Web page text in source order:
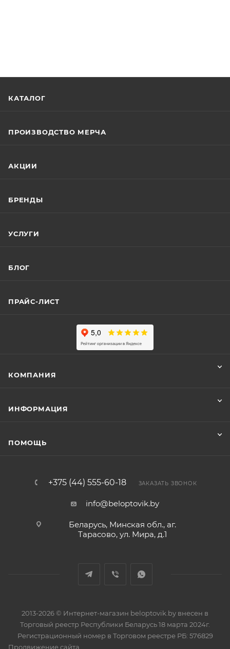
КАТАЛОГ
ПРОИЗВОДСТВО МЕРЧА
АКЦИИ
БРЕНДЫ
УСЛУГИ
БЛОГ
ПРАЙС-ЛИСТ
КОМПАНИЯ
ИНФОРМАЦИЯ
ПОМОЩЬ
+375 (44) 555-60-18 ЗАКАЗАТЬ ЗВОНОК
info@beloptovik.by
Беларусь, Минская обл., аг.
Тарасово, ул. Мира, д.1
2013-2026 © Интернет-магазин beloptovik.by внесен в
Торговый реестр Республики Беларусь 18 марта 2024г.
Регистрационный номер в Торговом реестре РБ: 576829
Продвижение сайта